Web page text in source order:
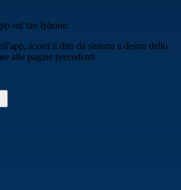
sul tuo Iphone.
scorri il dito da sinistra a destra dello
alle pagine precedenti